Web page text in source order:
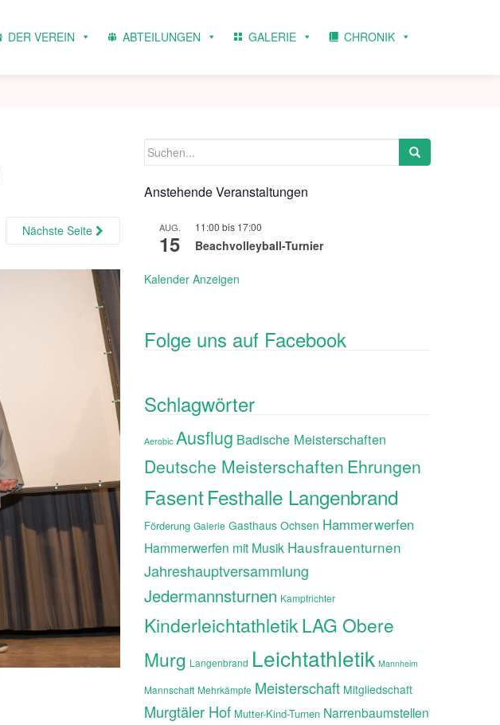
DER VEREIN ABTEILUNGEN GALERIE CHRONIK
Nächste Seite
Suchen
Anstehende Veranstaltungen
AUG.
15
11:00 bis 17:00
Beachvolleyball-Turnier
Kalender Anzeigen
Folge uns auf Facebook
Schlagwörter
Aerobic Ausflug Badische Meisterschaften
Deutsche Meisterschaften Ehrungen
FasentFesthalle Langenbrand
Förderung Galerie Gasthaus Ochsen Hammerwerfen
Hammerwerfen mit Musik Hausfrauenturnen
Jahreshauptversammlung
Jedermannsturnen Kampfrichter
KinderleichtathletikLAG Obere
Murg Langenbrand Leichtathletik Mannheim
Mannschaft Mehrkämpfe Meisterschaft Mitgliedschaft
Murgtäler Hof Mutter-Kind-Turnen Narrenbaumstellen